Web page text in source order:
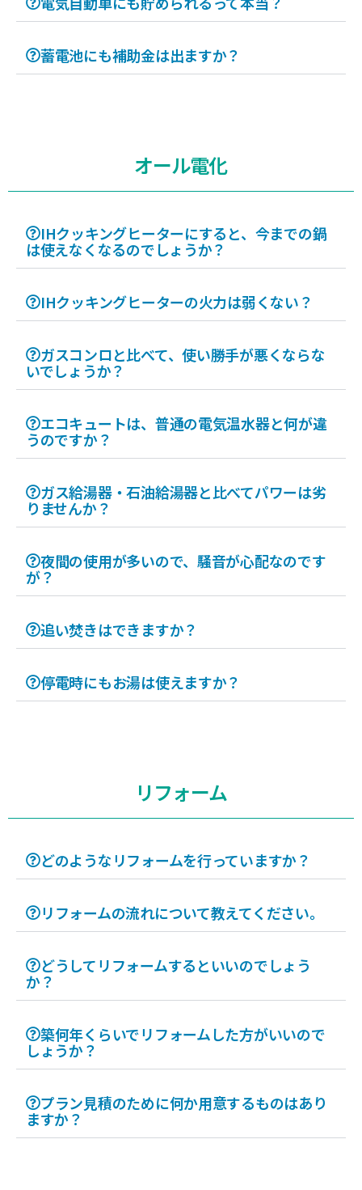
蓄電池にも補助金は出ますか？
オール電化
IHクッキングヒーターにすると、今までの鍋
は使えなくなるのでしょうか？
IHクッキングヒーターの火力は弱くない？
ガスコンロと比べて、使い勝手が悪くならな
いでしょうか？
エコキュートは、普通の電気温水器と何が違
うのですか？
ガス給湯器・石油給湯器と比べてパワーは劣
りませんか？
夜間の使用が多いので、騒音が心配なのです
が？
追い焚きはできますか？
停電時にもお湯は使えますか？
リフォーム
どのようなリフォームを行っていますか？
リフォームの流れについて教えてください。
どうしてリフォームするといいのでしょう
か？
築何年くらいでリフォームした方がいいので
しょうか？
プラン見積のために何か用意するものはあり
ますか？